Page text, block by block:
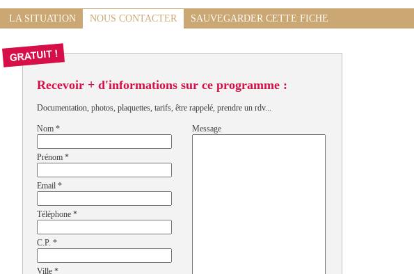
LA SITUATION NOUS CONTACTER SAUVEGARDER CETTE FICHE
Recevoir + d'informations sur ce programme :
Documentation, photos, plaquettes, tarifs, être rappelé, prendre un rdv...
Nom *
Prénom *
Email *
Téléphone *
C.P. *
Ville *
Message